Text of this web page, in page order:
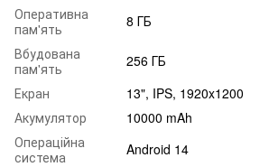
Оперативна
пам'ять
8 ГБ
Вбудована
пам'ять
256 ГБ
Екран
13", IPS, 1920x1200
Акумулятор
10000 mAh
Операційна
система
Android 14